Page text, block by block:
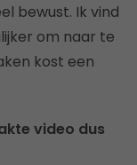
bewust. Ik vind
om naar te
kost een
video dus